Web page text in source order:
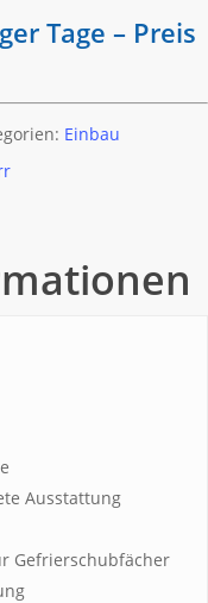
Tage – Preis
Einbau
Ausstattung
Gefrierschubfächer